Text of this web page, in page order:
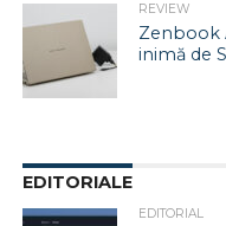
REVIEW
Zenbook
inimă de
EDITORIALE
EDITORIAL